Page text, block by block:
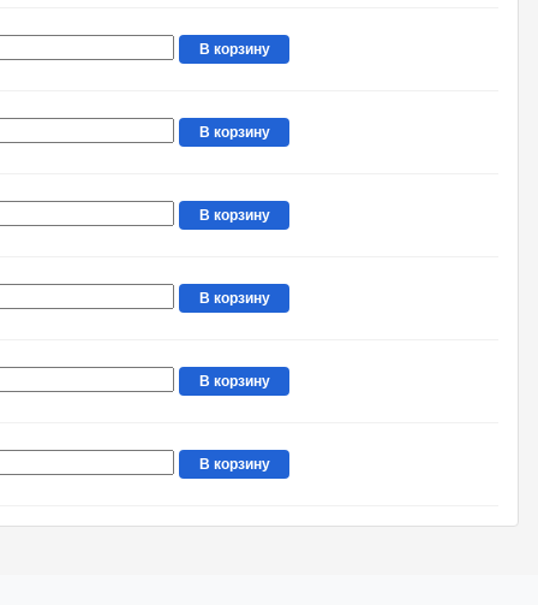
В корзину
В корзину
В корзину
В корзину
В корзину
В корзину